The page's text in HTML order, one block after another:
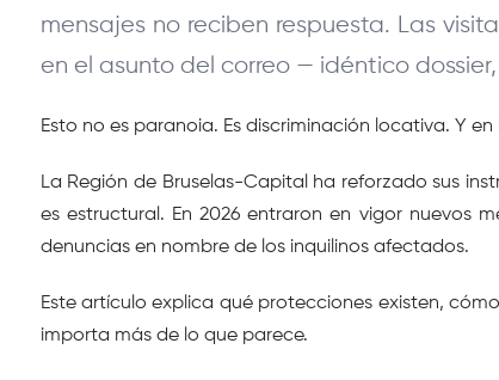
mensajes no reciben respuesta. Las
en el asunto del correo — idéntico
Esto no es paranoia. Es discriminación locativa. Y
La Región de Bruselas-Capital ha reforzado sus
es estructural. En 2026 entraron en vigor nuevos
denuncias en nombre de los inquilinos afectados.
Este artículo explica qué protecciones existen,
importa más de lo que parece.